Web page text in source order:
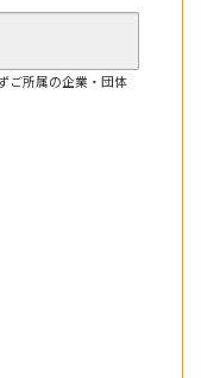
ご所属の企業・団体